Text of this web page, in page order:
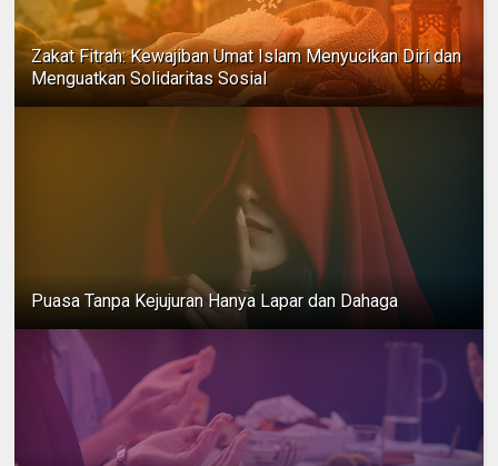
Zakat Fitrah: Kewajiban Umat Islam Menyucikan Diri dan
Menguatkan Solidaritas Sosial
Puasa Tanpa Kejujuran Hanya Lapar dan Dahaga